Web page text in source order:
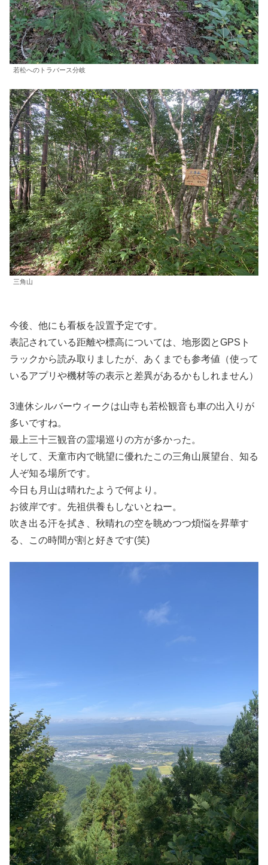
若松へのトラバース分岐
三角山
今後、他にも看板を設置予定です。
表記されている距離や標高については、地形図とGPSト
ラックから読み取りましたが、あくまでも参考値（使って
いるアプリや機材等の表示と差異があるかもしれません）
3連休シルバーウィークは山寺も若松観音も車の出入りが
多いですね。
最上三十三観音の霊場巡りの方が多かった。
そして、天童市内で眺望に優れたこの三角山展望台、知る
人ぞ知る場所です。
今日も月山は晴れたようで何より。
お彼岸です。先祖供養もしないとねー。
吹き出る汗を拭き、秋晴れの空を眺めつつ煩悩を昇華す
る、この時間が割と好きです(笑)